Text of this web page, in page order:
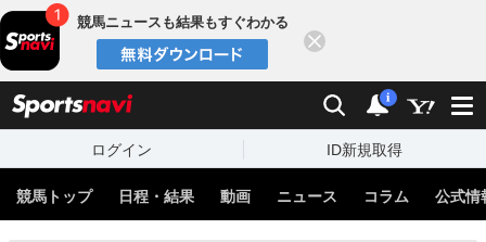
競馬ニュースも結果もすぐわかる
検索 通知
i
ログイン ID新規取得
競馬トップ 日程・結果 動画 ニュース コラム 公式情